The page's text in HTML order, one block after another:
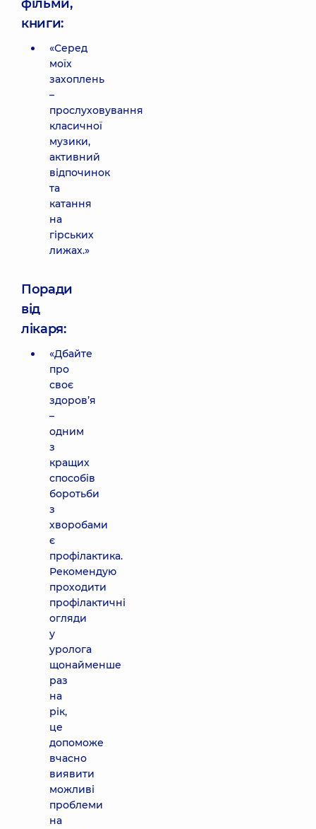
фільми,
книги:
«Серед
моїх
захоплень
–
прослуховування
класичної
музики,
активний
відпочинок
та
катання
на
гірських
лижах.»
Поради
від
лікаря:
«Дбайте
про
своє
здоров’я
–
одним
з
кращих
способів
боротьби
з
хворобами
є
профілактика.
Рекомендую
проходити
профілактичні
огляди
у
уролога
щонайменше
раз
на
рік,
це
допоможе
вчасно
виявити
можливі
проблеми
на